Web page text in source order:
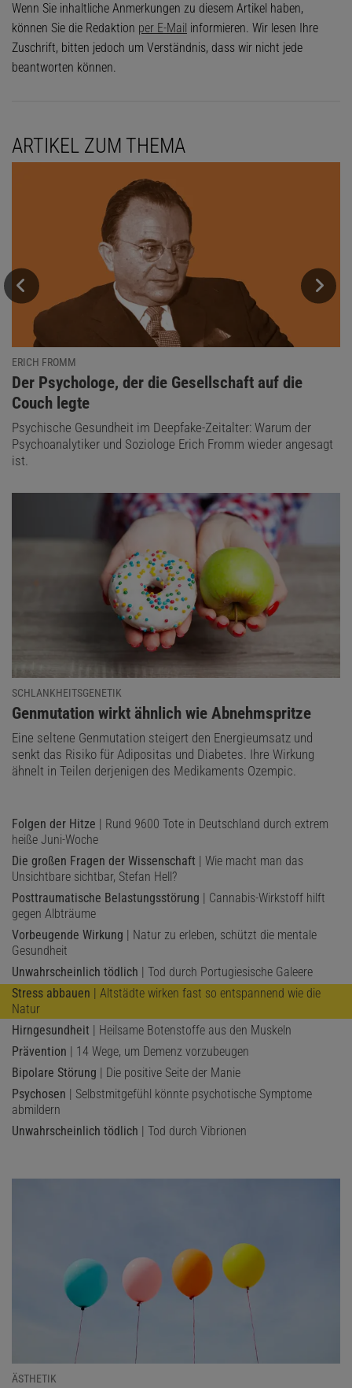
Wenn Sie inhaltliche Anmerkungen zu diesem Artikel haben,
können Sie die Redaktion per E-Mail informieren. Wir lesen Ihre
Zuschrift, bitten jedoch um Verständnis, dass wir nicht jede
beantworten können.
ARTIKEL ZUM THEMA
ERICH FROMM
:
Der Psychologe, der die Gesellschaft auf die
Couch legte
Psychische Gesundheit im Deepfake-Zeitalter: Warum der
Psychoanalytiker und Soziologe Erich Fromm wieder angesagt
ist.
SCHLANKHEITSGENETIK
:
Genmutation wirkt ähnlich wie Abnehmspritze
Eine seltene Genmutation steigert den Energieumsatz und
senkt das Risiko für Adipositas und Diabetes. Ihre Wirkung
ähnelt in Teilen derjenigen des Medikaments Ozempic.
Folgen der Hitze | Rund 9600 Tote in Deutschland durch extrem
heiße Juni-Woche
Die großen Fragen der Wissenschaft | Wie macht man das
Unsichtbare sichtbar, Stefan Hell?
Posttraumatische Belastungsstörung | Cannabis-Wirkstoff hilft
gegen Albträume
Vorbeugende Wirkung | Natur zu erleben, schützt die mentale
Gesundheit
Unwahrscheinlich tödlich | Tod durch Portugiesische Galeere
Stress abbauen | Altstädte wirken fast so entspannend wie die
Natur
Hirngesundheit | Heilsame Botenstoffe aus den Muskeln
Prävention | 14 Wege, um Demenz vorzubeugen
Bipolare Störung | Die positive Seite der Manie
Psychosen | Selbstmitgefühl könnte psychotische Symptome
abmildern
Unwahrscheinlich tödlich | Tod durch Vibrionen
ÄSTHETIK